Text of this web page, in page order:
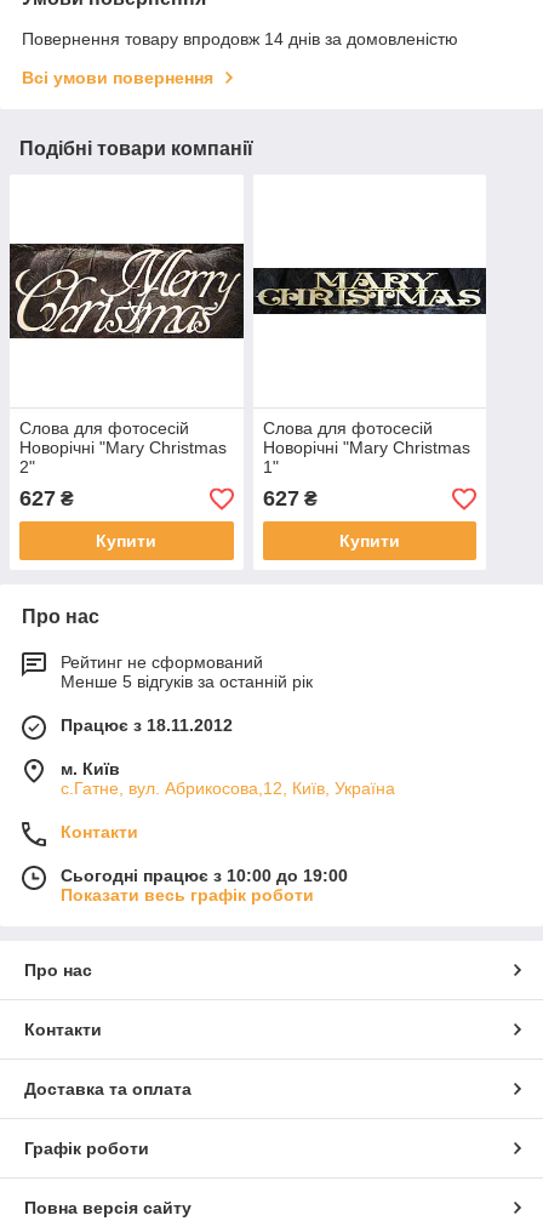
Повернення товару впродовж 14 днів за домовленістю
Всі умови повернення
Подібні товари компанії
Слова для фотосесій
Новорічні "Mary Christmas
2"
627 ₴
Купити
Слова для фотосесій
Новорічні "Mary Christmas
1"
627₴
Купити
Про нас
Рейтинг не сформований
Менше 5 відгуків за останній рік
Працює з 18.11.2012
м. Київ
с.Гатне, вул. Абрикосова,12, Київ, Україна
Контакти
Сьогодні працює з 10:00 до 19:00
Показати весь графік роботи
Про нас
Контакти
Доставка та оплата
Графік роботи
Повна версія сайту